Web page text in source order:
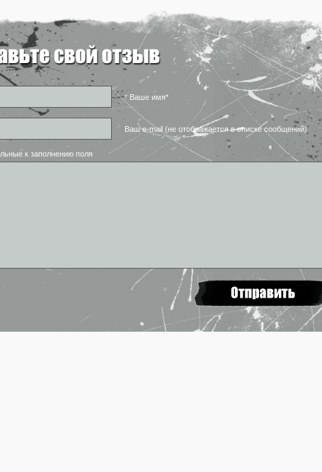
* Ваше имя*
Ваш e-mail (не отображается в списке сообщений)
к заполнению поля